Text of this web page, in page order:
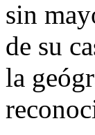
sin
de su
la